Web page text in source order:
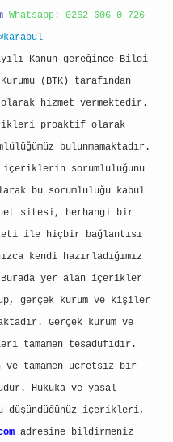
Whatsapp: 0262 606 0 726
Kanun gereğince Bilgi
(BTK) tarafından
hizmet vermektedir.
proaktif olarak
bulunmamaktadır.
içeriklerin sorumluluğunu
bu sorumluluğu kabul
sitesi, herhangi bir
ile hiçbir bağlantısı
kendi hazırladığımız
Burada yer alan içerikler
gerçek kurum ve kişiler
Gerçek kurum ve
tamamen tesadüfidir.
ve tamamen ücretsiz bir
Hukuka ve yasal
düşündüğünüz içerikleri,
adresine bildirmeniz